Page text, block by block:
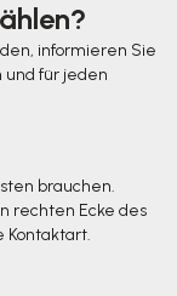
informieren Sie
und für jeden
brauchen.
rechten Ecke des
Kontaktart.